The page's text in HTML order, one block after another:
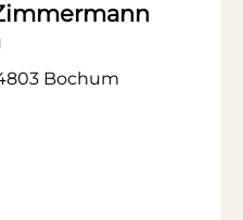
Bochum